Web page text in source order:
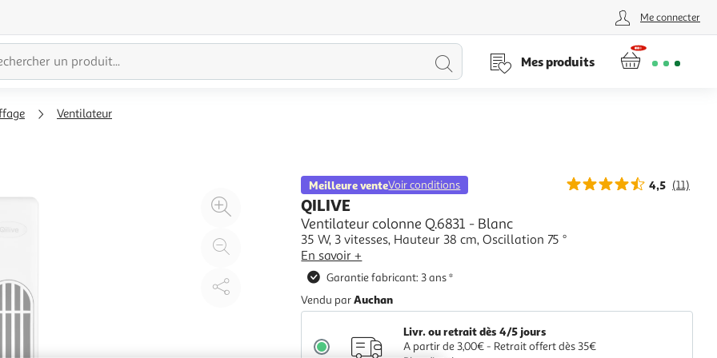
Me connecter
Lancer
Mes produits
Ventilateur
Agrandir
l'illustration
l'illustration
Meilleure venteVoir conditions 4,5 (11)
QILIVE
Ventilateur colonne Q.6831 - Blanc
35 W, 3 vitesses, Hauteur 38 cm, Oscillation 75 °
En savoir +
Garantie fabricant: 3 ans *
Vendu parAuchan
Livr. ou retrait dès 4/5 jours
A partir de 3,00€ - Retrait offert dès 35€